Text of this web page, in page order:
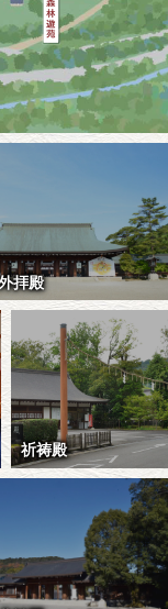
拝殿
祈祷殿